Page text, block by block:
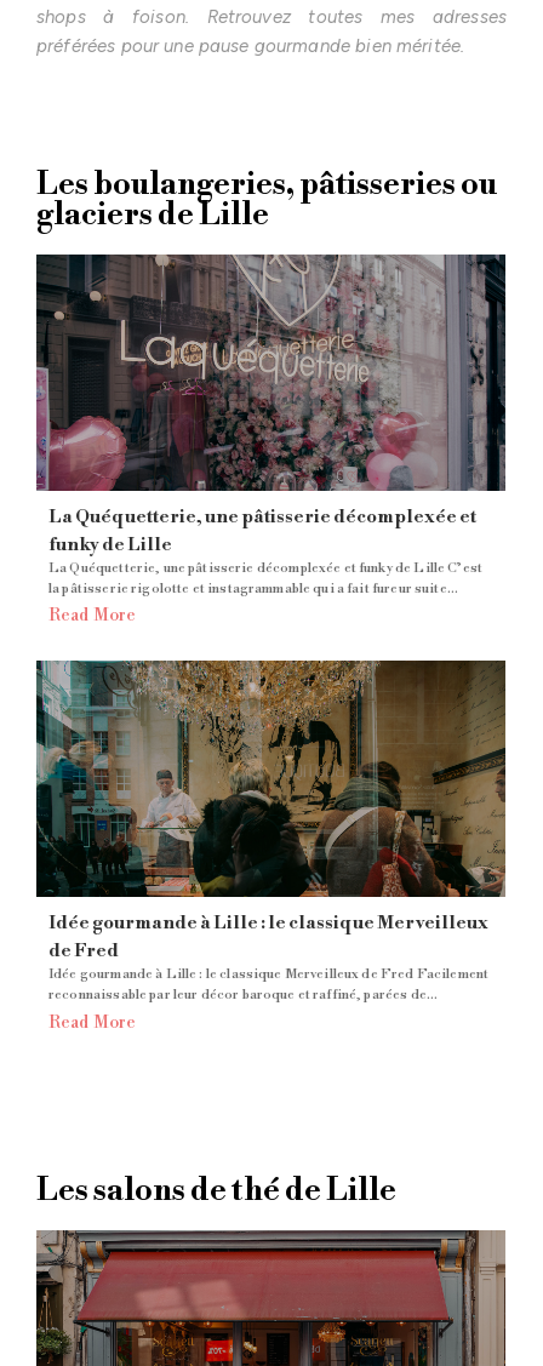
shops à foison. Retrouvez toutes mes adresses
préférées pour une pause gourmande bien méritée.
Les boulangeries, pâtisseries ou
glaciers de Lille
La Quéquetterie, une pâtisserie décomplexée et
funky de Lille
La Quéquetterie, une pâtisserie décomplexée et funky de Lille C’est
la pâtisserie rigolotte et instagrammable qui a fait fureur suite...
Read More
Idée gourmande à Lille : le classique Merveilleux
de Fred
Idée gourmande à Lille : le classique Merveilleux de Fred Facilement
reconnaissable par leur décor baroque et raffiné, parées de...
Read More
Les salons de thé de Lille